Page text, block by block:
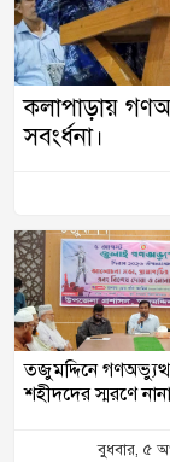
কলাপাড়ায়
সবংর্ধনা।
তজুমদ্দিনে
শহীদদের স্মরণে
বুধবার, ৫